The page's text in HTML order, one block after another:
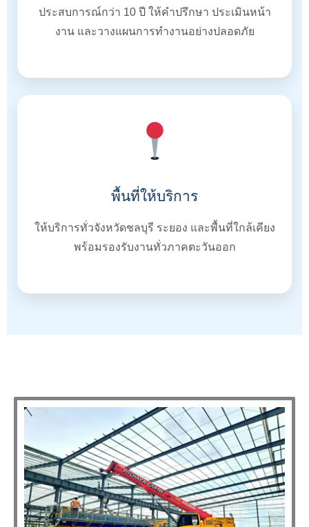
ประสบการณ์กว่า 10 ปี ให้คำปรึกษา ประเมินหน้า
งาน และวางแผนการทำงานอย่างปลอดภัย
พื้นที่ให้บริการ
ให้บริการทั่วจังหวัดชลบุรี ระยอง และพื้นที่ใกล้เคียง
พร้อมรองรับงานทั่วภาคตะวันออก